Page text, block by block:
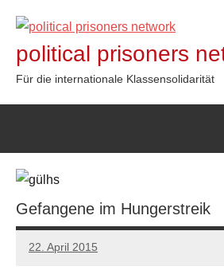
Inhalt
springen
political prisoners
Für die internationale Klassensolidarität
Gefangene im Hungerstreik
22. April 2015
admin